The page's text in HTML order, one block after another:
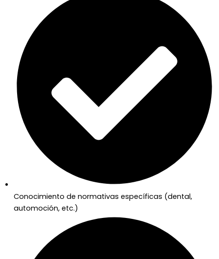
Conocimiento de normativas específicas (dental,
automoción, etc.)